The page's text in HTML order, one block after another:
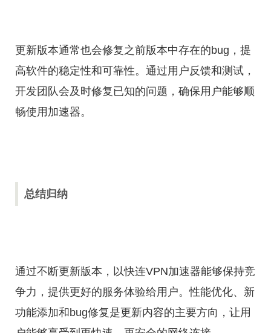
更新版本通常也会修复之前版本中存在的bug，提
高软件的稳定性和可靠性。通过用户反馈和测试，
开发团队会及时修复已知的问题，确保用户能够顺
畅使用加速器。
总结归纳
通过不断更新版本，以快连VPN加速器能够保持竞
争力，提供更好的服务体验给用户。性能优化、新
功能添加和bug修复是更新内容的主要方向，让用